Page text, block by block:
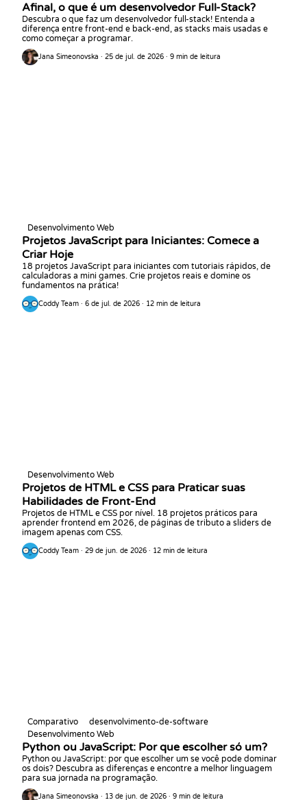
Afinal, o que é um desenvolvedor Full-Stack?
Descubra o que faz um desenvolvedor full-stack! Entenda a
diferença entre front-end e back-end, as stacks mais usadas e
como começar a programar.
Jana Simeonovska · 25 de jul. de 2026 · 9 min de leitura
Desenvolvimento Web
Projetos JavaScript para Iniciantes: Comece a
Criar Hoje
18 projetos JavaScript para iniciantes com tutoriais rápidos, de
calculadoras a mini games. Crie projetos reais e domine os
fundamentos na prática!
Coddy Team · 6 de jul. de 2026 · 12 min de leitura
Desenvolvimento Web
Projetos de HTML e CSS para Praticar suas
Habilidades de Front-End
Projetos de HTML e CSS por nível. 18 projetos práticos para
aprender frontend em 2026, de páginas de tributo a sliders de
imagem apenas com CSS.
Coddy Team · 29 de jun. de 2026 · 12 min de leitura
Comparativo
desenvolvimento-de-software
Desenvolvimento Web
Python ou JavaScript: Por que escolher só um?
Python ou JavaScript: por que escolher um se você pode dominar
os dois? Descubra as diferenças e encontre a melhor linguagem
para sua jornada na programação.
Jana Simeonovska · 13 de jun. de 2026 · 9 min de leitura